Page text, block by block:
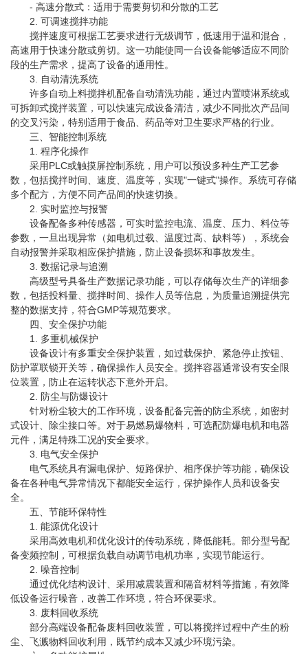
- 高速分散式：适用于需要剪切和分散的工艺
2. 可调速搅拌功能
搅拌速度可根据工艺要求进行无级调节，低速用于温和混合，
高速用于快速分散或剪切。这一功能使同一台设备能够适应不同阶
段的生产需求，提高了设备的通用性。
3. 自动清洗系统
许多自动上料搅拌机配备自动清洗功能，通过内置喷淋系统或
可拆卸式搅拌装置，可以快速完成设备清洁，减少不同批次产品间
的交叉污染，特别适用于食品、药品等对卫生要求严格的行业。
三、智能控制系统
1. 程序化操作
采用PLC或触摸屏控制系统，用户可以预设多种生产工艺参
数，包括搅拌时间、速度、温度等，实现"一键式"操作。系统可存储
多个配方，方便不同产品间的快速切换。
2. 实时监控与报警
设备配备多种传感器，可实时监控电流、温度、压力、料位等
参数，一旦出现异常（如电机过载、温度过高、缺料等），系统会
自动报警并采取相应保护措施，防止设备损坏和事故发生。
3. 数据记录与追溯
高级型号具备生产数据记录功能，可以存储每次生产的详细参
数，包括投料量、搅拌时间、操作人员等信息，为质量追溯提供完
整的数据支持，符合GMP等规范要求。
四、安全保护功能
1. 多重机械保护
设备设计有多重安全保护装置，如过载保护、紧急停止按钮、
防护罩联锁开关等，确保操作人员安全。搅拌容器通常设有安全限
位装置，防止在运转状态下意外开启。
2. 防尘与防爆设计
针对粉尘较大的工作环境，设备配备完善的防尘系统，如密封
式设计、除尘接口等。对于易燃易爆物料，可选配防爆电机和电器
元件，满足特殊工况的安全要求。
3. 电气安全保护
电气系统具有漏电保护、短路保护、相序保护等功能，确保设
备在各种电气异常情况下都能安全运行，保护操作人员和设备安
全。
五、节能环保特性
1. 能源优化设计
采用高效电机和优化设计的传动系统，降低能耗。部分型号配
备变频控制，可根据负载自动调节电机功率，实现节能运行。
2. 噪音控制
通过优化结构设计、采用减震装置和隔音材料等措施，有效降
低设备运行噪音，改善工作环境，符合环保要求。
3. 废料回收系统
部分高端设备配备废料回收装置，可以将搅拌过程中产生的粉
尘、飞溅物料回收利用，既节约成本又减少环境污染。